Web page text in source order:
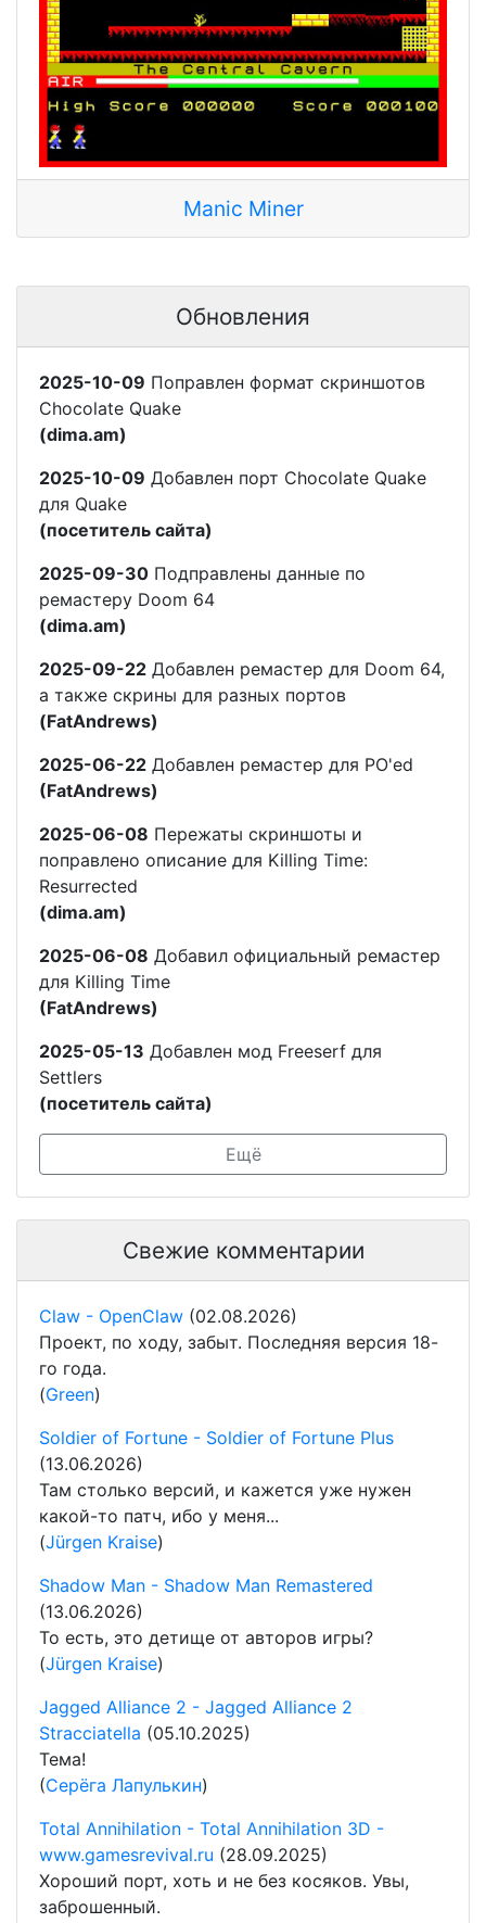
Manic Miner
Обновления
2025-10-09 Поправлен формат скриншотов
Chocolate Quake
(dima.am)
2025-10-09 Добавлен порт Chocolate Quake
для Quake
(посетитель сайта)
2025-09-30 Подправлены данные по
ремастеру Doom 64
(dima.am)
2025-09-22 Добавлен ремастер для Doom 64,
а также скрины для разных портов
(FatAndrews)
2025-06-22 Добавлен ремастер для PO'ed
(FatAndrews)
2025-06-08 Пережаты скриншоты и
поправлено описание для Killing Time:
Resurrected
(dima.am)
2025-06-08 Добавил официальный ремастер
для Killing Time
(FatAndrews)
2025-05-13 Добавлен мод Freeserf для
Settlers
(посетитель сайта)
Ещё
Свежие комментарии
Claw - OpenClaw (02.08.2026)
Проект, по ходу, забыт. Последняя версия 18-
го года.
(Green)
Soldier of Fortune - Soldier of Fortune Plus
(13.06.2026)
Там столько версий, и кажется уже нужен
какой-то патч, ибо у меня...
(Jürgen Kraise)
Shadow Man - Shadow Man Remastered
(13.06.2026)
То есть, это детище от авторов игры?
(Jürgen Kraise)
Jagged Alliance 2 - Jagged Alliance 2
Stracciatella (05.10.2025)
Тема!
(Серёга Лапулькин)
Total Annihilation - Total Annihilation 3D -
www.gamesrevival.ru (28.09.2025)
Хороший порт, хоть и не без косяков. Увы,
заброшенный.